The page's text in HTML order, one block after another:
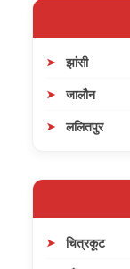
झांसी
जालौन
ललितपुर
चित्रकूट